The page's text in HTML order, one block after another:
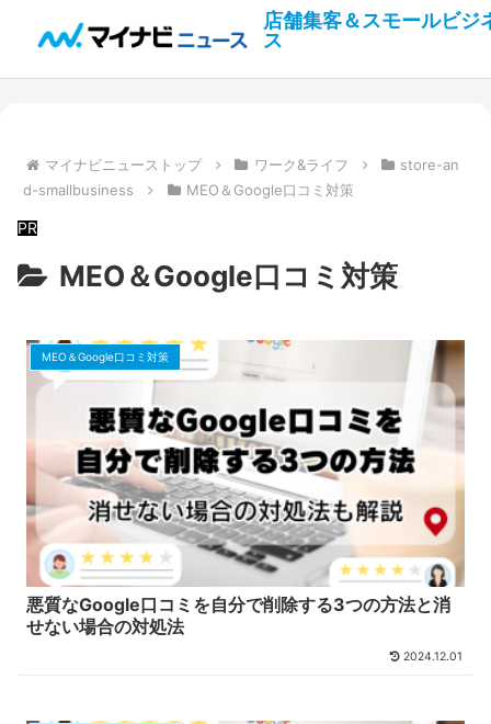
店舗集客＆スモールビジ
ス
マイナビニューストップ ワーク&ライフ
store-an
d-smallbusiness
MEO＆Google口コミ対策
MEO＆Google口コミ対策
MEO＆Google口コミ対策
悪質なGoogle口コミを自分で削除する3つの方法と消
せない場合の対処法
2024.12.01